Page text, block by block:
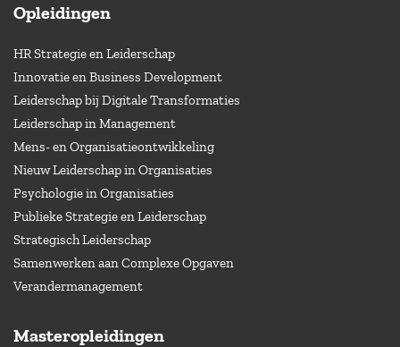
Opleidingen
HR Strategie en Leiderschap
Innovatie en Business Development
Leiderschap bij Digitale Transformaties
Leiderschap in Management
Mens- en Organisatieontwikkeling
Nieuw Leiderschap in Organisaties
Psychologie in Organisaties
Publieke Strategie en Leiderschap
Strategisch Leiderschap
Samenwerken aan Complexe Opgaven
Verandermanagement
Masteropleidingen